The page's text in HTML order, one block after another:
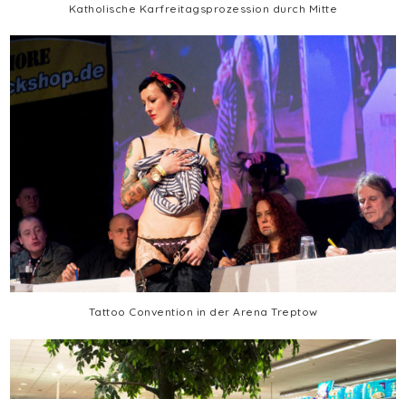
Katholische Karfreitagsprozession durch Mitte
Tattoo Convention in der Arena Treptow